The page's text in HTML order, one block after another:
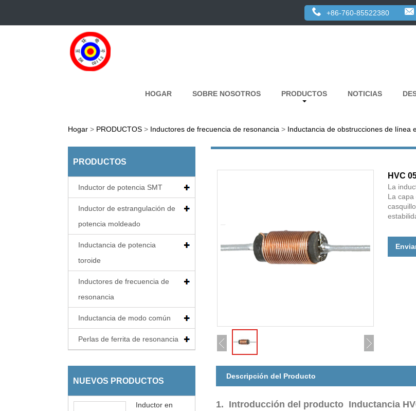
+86-760-85522380
HOGAR SOBRE NOSOTROS PRODUCTOS NOTICIAS
Hogar > PRODUCTOS > Inductores de frecuencia de resonancia > Inductancia de obstrucciones de línea
PRODUCTOS
Inductor de potencia SMT
Inductor de estrangulación de
potencia moldeado
Inductancia de potencia
toroide
Inductores de frecuencia de
resonancia
Inductancia de modo común
Perlas de ferrita de resonancia
NUEVOS PRODUCTOS
Inductor en
HVC
La
La
Descripción del Producto
1. Introducción del producto Inductancia